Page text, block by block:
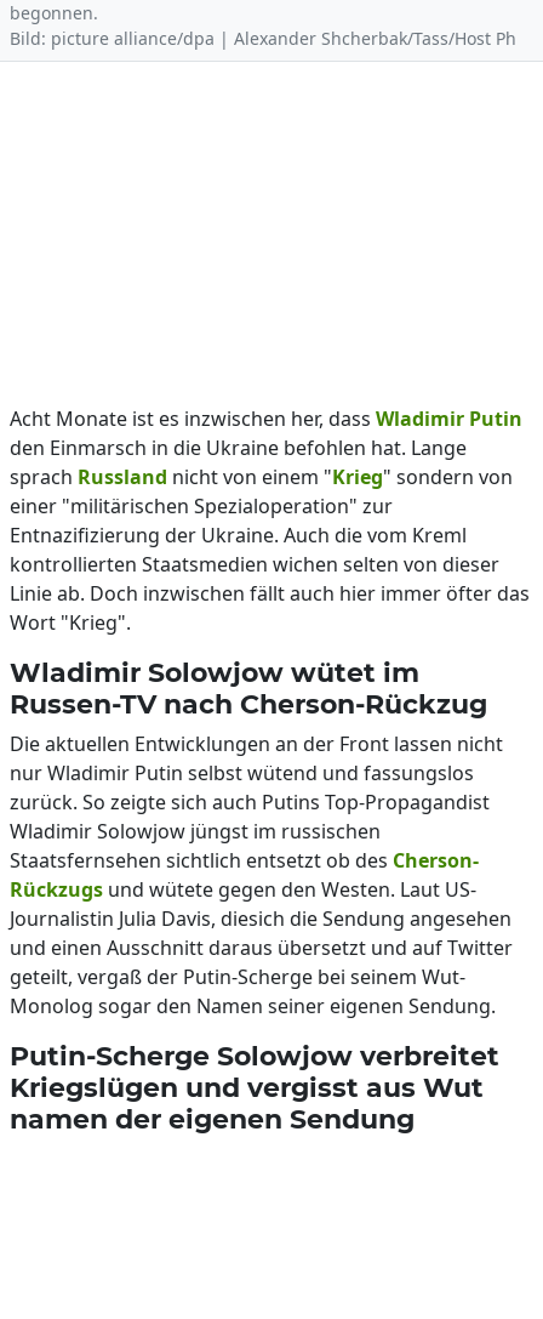
begonnen.
Bild: picture alliance/dpa | Alexander Shcherbak/Tass/Host Ph
Acht Monate ist es inzwischen her, dass Wladimir Putin
den Einmarsch in die Ukraine befohlen hat. Lange
sprach Russland nicht von einem "Krieg" sondern von
einer "militärischen Spezialoperation" zur
Entnazifizierung der Ukraine. Auch die vom Kreml
kontrollierten Staatsmedien wichen selten von dieser
Linie ab. Doch inzwischen fällt auch hier immer öfter das
Wort "Krieg".
Wladimir Solowjow wütet im
Russen-TV nach Cherson-Rückzug
Die aktuellen Entwicklungen an der Front lassen nicht
nur Wladimir Putin selbst wütend und fassungslos
zurück. So zeigte sich auch Putins Top-Propagandist
Wladimir Solowjow jüngst im russischen
Staatsfernsehen sichtlich entsetzt ob des Cherson-
Rückzugs und wütete gegen den Westen. Laut US-
Journalistin Julia Davis, diesich die Sendung angesehen
und einen Ausschnitt daraus übersetzt und auf Twitter
geteilt, vergaß der Putin-Scherge bei seinem Wut-
Monolog sogar den Namen seiner eigenen Sendung.
Putin-Scherge Solowjow verbreitet
Kriegslügen und vergisst aus Wut
namen der eigenen Sendung